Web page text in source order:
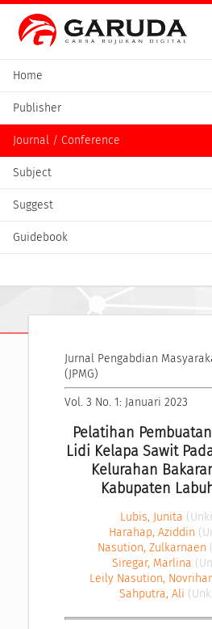
Home
Publisher
Journal / Conference
Subject
Suggest
Guidebook
Jurnal Pengabdian
(JPMG)
Vol. 3 No. 1: Januari 2023
Pelatihan
Lidi Kelapa Sawit
Kelurahan
Kabupaten
Lubis, Junita
Harahap, Aziddin
Nasution, Zulkarnaen
Siregar, Marlina
Leily Nasution,
Sahputra, Ali